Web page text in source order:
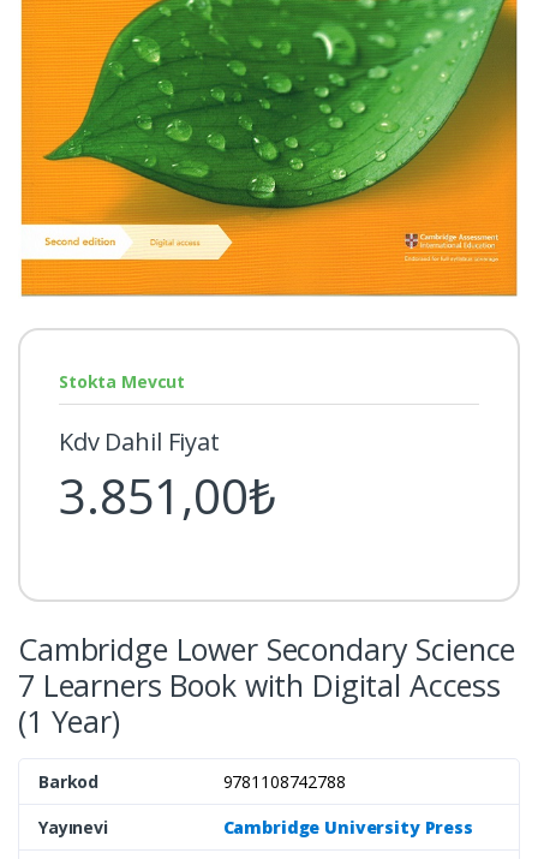
Cambridge Lower Secondary Science
7 Learners Book with Digital Access
(1 Year)
Barkod
9781108742788
Yayınevi
Cambridge University Press
Stokta Mevcut
Kdv Dahil Fiyat
3.851,00₺